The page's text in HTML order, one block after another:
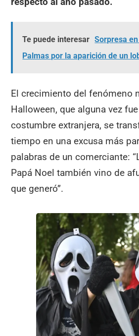
Te puede interesar Sorpresa
Palmas por la aparición de un
El crecimiento del fenómeno
Halloween, que alguna vez
costumbre extranjera, se
tiempo en una excusa más
palabras de un comerciante:
Papá Noel también vino de
que generó”.